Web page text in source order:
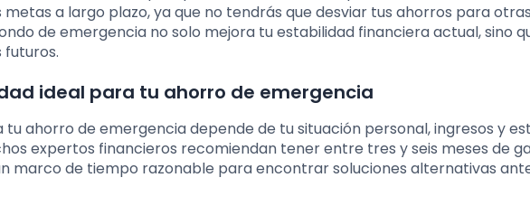
a largo plazo, ya que no tendrás que desviar tus ahorros para otras
de emergencia no solo mejora tu estabilidad financiera actual, sino
ideal para tu ahorro de emergencia
ahorro de emergencia depende de tu situación personal, ingresos y
expertos financieros recomiendan tener entre tres y seis meses de
marco de tiempo razonable para encontrar soluciones alternativas